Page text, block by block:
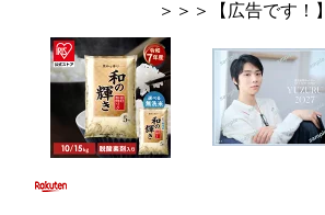
＞＞＞【広告です！】